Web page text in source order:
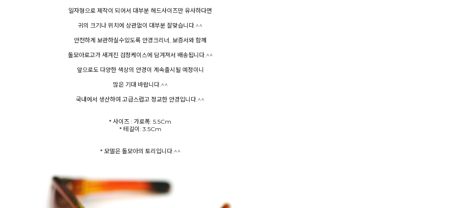
일자형으로 제작이 되어서 대부분 헤드사이즈만 유사하다면
귀의 크기나 위치에 상관없이 대부분 잘맞습니다.^^
안전하게 보관하실수있도록 안경크리너, 보증서와 함께
돌모아로고가 새겨진 검정케이스에 담겨져서 배송됩니다.^^
앞으로도 다양한 색상의 안경이 계속출시될 예정이니
많은 기대 바랍니다.^^
국내에서 생산하여 고급스럽고 정교한 안경입니다.^^
* 사이즈 : 가로폭: 5.5Cm
* 테길이: 3.5Cm
* 모델은 돌모아의 토리입니다.^^